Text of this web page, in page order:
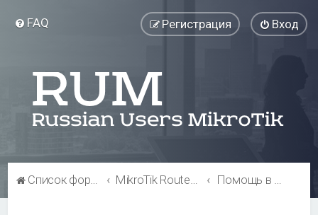
FAQ Вход
Регистрация
Список форумов MikroTik RouterBOARD Помощь в выборе оборудования